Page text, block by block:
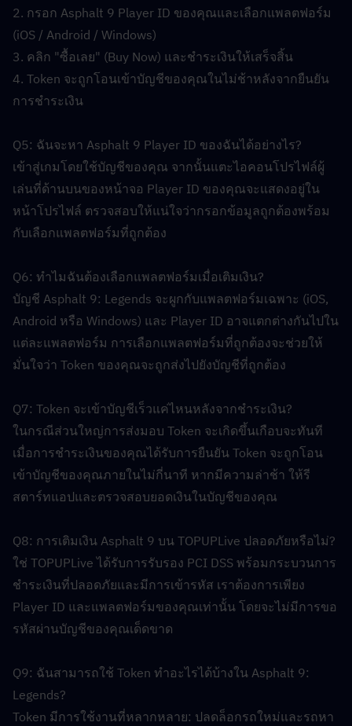
2. กรอก Asphalt 9 Player ID ของคุณและเลือกแพลตฟอร์ม
(iOS / Android / Windows)
3. คลิก "ซื้อเลย" (Buy Now) และชำระเงินให้เสร็จสิ้น
4. Token จะถูกโอนเข้าบัญชีของคุณในไม่ช้าหลังจากยืนยัน
การชำระเงิน
Q5: ฉันจะหา Asphalt 9 Player ID ของฉันได้อย่างไร?
เข้าสู่เกมโดยใช้บัญชีของคุณ จากนั้นแตะไอคอนโปรไฟล์ผู้
เล่นที่ด้านบนของหน้าจอ Player ID ของคุณจะแสดงอยู่ใน
หน้าโปรไฟล์ ตรวจสอบให้แน่ใจว่ากรอกข้อมูลถูกต้องพร้อม
กับเลือกแพลตฟอร์มที่ถูกต้อง
Q6: ทำไมฉันต้องเลือกแพลตฟอร์มเมื่อเติมเงิน?
บัญชี Asphalt 9: Legends จะผูกกับแพลตฟอร์มเฉพาะ (iOS,
Android หรือ Windows) และ Player ID อาจแตกต่างกันไปใน
แต่ละแพลตฟอร์ม การเลือกแพลตฟอร์มที่ถูกต้องจะช่วยให้
มั่นใจว่า Token ของคุณจะถูกส่งไปยังบัญชีที่ถูกต้อง
Q7: Token จะเข้าบัญชีเร็วแค่ไหนหลังจากชำระเงิน?
ในกรณีส่วนใหญ่การส่งมอบ Token จะเกิดขึ้นเกือบจะทันที
เมื่อการชำระเงินของคุณได้รับการยืนยัน Token จะถูกโอน
เข้าบัญชีของคุณภายในไม่กี่นาที หากมีความล่าช้า ให้รี
สตาร์ทแอปและตรวจสอบยอดเงินในบัญชีของคุณ
ใช่ TOPUPLive ได้รับการรับรอง PCI DSS พร้อมกระบวนการ
ชำระเงินที่ปลอดภัยและมีการเข้ารหัส เราต้องการเพียง
Player ID และแพลตฟอร์มของคุณเท่านั้น โดยจะไม่มีการขอ
รหัสผ่านบัญชีของคุณเด็ดขาด
Q9: ฉันสามารถใช้ Token ทำอะไรได้บ้างใน Asphalt 9:
Legends?
Token มีการใช้งานที่หลากหลาย: ปลดล็อกรถใหม่และรถหา